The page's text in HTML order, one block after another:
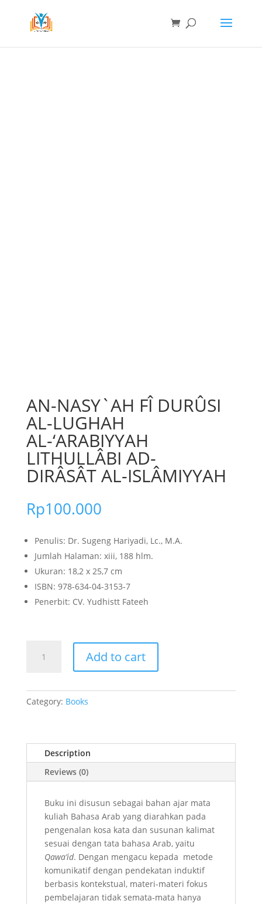
AN-NASY`AH FÎ DURÛSI
AL-LUGHAH
AL-‘ARABIYYAH
LITHULLÂBI AD-
DIRÂSÂT AL-ISLÂMIYYAH
Rp100.000
Penulis: Dr. Sugeng Hariyadi, Lc., M.A.
Jumlah Halaman: xiii, 188 hlm.
Ukuran: 18,2 x 25,7 cm
ISBN: 978-634-04-3153-7
Penerbit: CV. Yudhistt Fateeh
NASY`AH
AL-
LITHULLÂBI
DIRÂSÂT AL-
ISLÂMIYYAH
Add to cart
Category: Books
Description
Reviews (0)
Buku ini disusun sebagai bahan ajar mata
kuliah Bahasa Arab yang diarahkan pada
pengenalan kosa kata dan susunan kalimat
sesuai dengan tata bahasa Arab, yaitu
Qawa’id. Dengan mengacu kepada metode
komunikatif dengan pendekatan induktif
berbasis kontekstual, materi-materi fokus
pembelajaran tidak semata-mata hanya